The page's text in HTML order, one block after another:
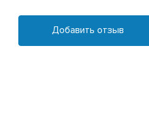
Добавить отзыв